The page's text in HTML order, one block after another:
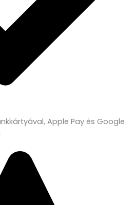
Apple Pay és Google